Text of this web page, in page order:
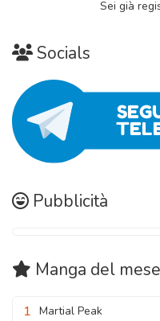
Sei già
Socials
Pubblicità
Manga del mese
1 Martial Peak